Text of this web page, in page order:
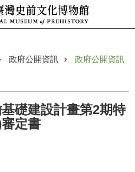
政府公開資訊 政府公開資訊
礎建設計畫第2期特
定書